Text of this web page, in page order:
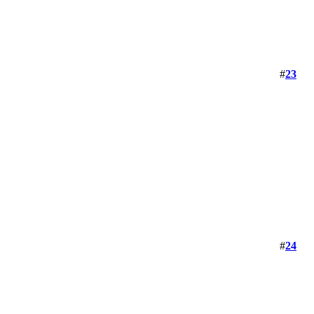
#23
#24